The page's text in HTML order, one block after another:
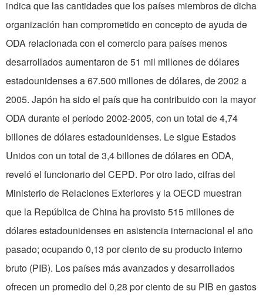
indica que las cantidades que los países miembros de dicha
organización han comprometido en concepto de ayuda de
ODA relacionada con el comercio para países menos
desarrollados aumentaron de 51 mil millones de dólares
estadounidenses a 67.500 millones de dólares, de 2002 a
2005. Japón ha sido el país que ha contribuido con la mayor
ODA durante el período 2002-2005, con un total de 4,74
billones de dólares estadounidenses. Le sigue Estados
Unidos con un total de 3,4 billones de dólares en ODA,
reveló el funcionario del CEPD. Por otro lado, cifras del
Ministerio de Relaciones Exteriores y la OECD muestran
que la República de China ha provisto 515 millones de
dólares estadounidenses en asistencia internacional el año
pasado; ocupando 0,13 por ciento de su producto interno
bruto (PIB). Los países más avanzados y desarrollados
ofrecen un promedio del 0,28 por ciento de su PIB en gastos